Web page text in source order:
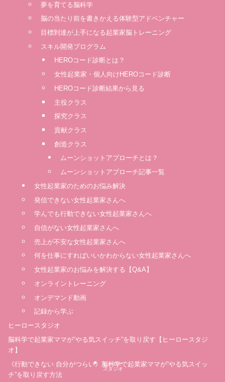
夢を育てる脳科学
脳の当たり前を書きかえる体験型アドベンチャー
⽬標到達が上⼿になる起業家脳トレーニング
スキル開発プログラム
HEROコード診断とは？
女性起業家・個人向けHEROコード診断
HEROコード診断結果から見る
主役クラス
探究クラス
貢献クラス
創造クラス
ムーンショットアプローチとは？
ムーンショットアプローチ記事一覧
女性起業家のためのお悩み解決
発信できない女性起業家さんへ
学んでも行動できない女性起業家さんへ
自信がない女性起業家さんへ
売上が不安な女性起業家さんへ
何を仕事にすればいいかわからない女性起業家さんへ
女性起業家のお悩みを解決する【Q&A】
オンライントレーニング
オンデマンド動画
記録から学ぶ
ヒーロースタジオ
脳科学で起業家ママが“やる気スイッチ”を取り戻す【ヒーロースタジ
オ】
《行動できない 自分がつらい》脳科学で起業家ママが“やる気スイッ
チ”を取り戻す方法
ヒーロー
スタジオ